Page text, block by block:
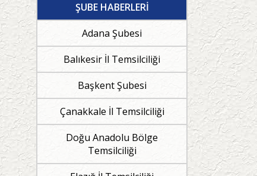
ŞUBE HABERLERİ
Adana Şubesi
Balıkesir İl Temsilciliği
Başkent Şubesi
Çanakkale İl Temsilciliği
Doğu Anadolu Bölge
Temsilciliği